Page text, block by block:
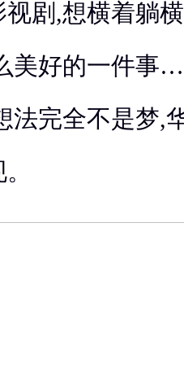
剧,想横着躺
美好的一件事
法完全不是梦,